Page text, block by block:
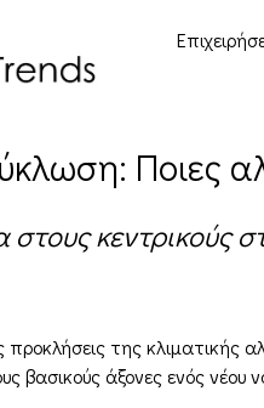
Ποιες
κεντρικούς
προκλήσεις της
βασικούς άξονες ενός